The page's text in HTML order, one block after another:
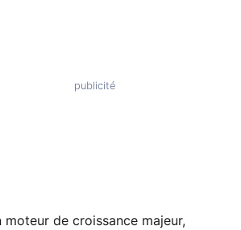
moteur de croissance majeur,